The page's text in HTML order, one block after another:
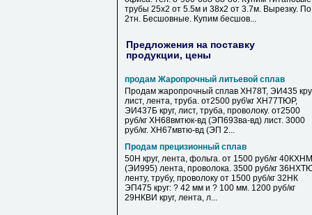
трубы 25х2 от 5.5м и 38х2 от 3.7м. Вырезку. По
2тн. Бесшовные. Купим бесшов...
Предложения на поставку
продукции, цены
продам Жаропрочный литьевой сплав
Продам жаропрочный сплав ХН78Т, ЭИ435
лист, лента, труба. от2500 руб\кг ХН77ТЮР,
ЭИ437Б круг, лист, труба, проволоку. от2500
руб/кг ХН68вмтюк-вд (ЭП693ва-вд) лист. 3000
руб/кг. ХН67мвтю-вд (ЭП 2...
Продам прецизионный сплав
50Н круг, лента, фольга. от 1500 руб/кг 40КХНМ
(ЭИ995) лента, проволока. 3500 руб/кг
ленту, трубу, проволоку от 1500 руб/кг 32НК
ЭП475 круг: ? 42 мм и ? 100 мм. 1200 руб/кг
29НКВИ круг, лента, л...